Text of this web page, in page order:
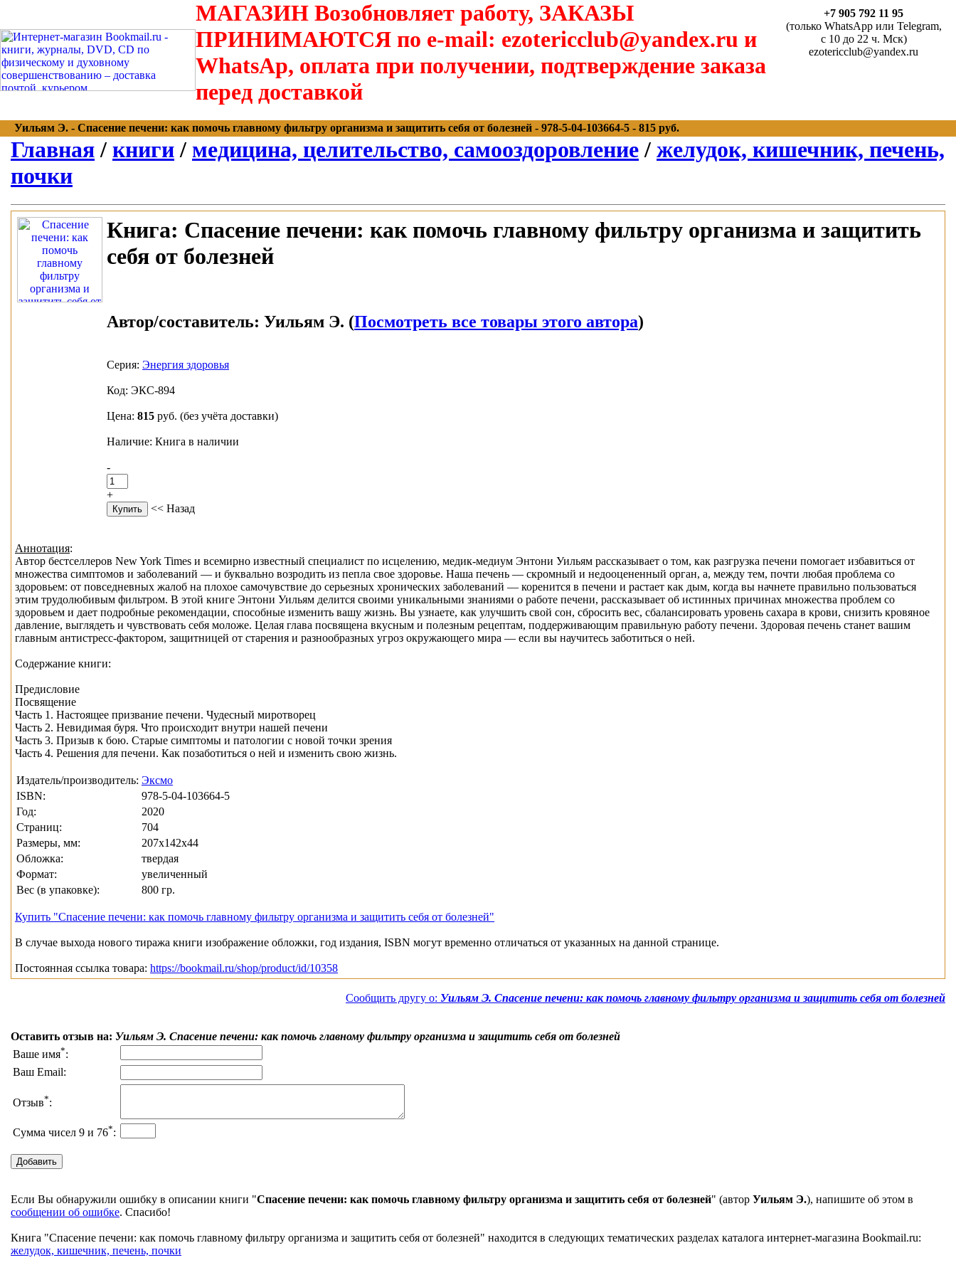
МАГАЗИН Возобновляет работу, ЗАКАЗЫ
ПРИНИМАЮТСЯ по e-mail: ezotericclub@yandex.ru и
WhatsAp, оплата при получении, подтверждение заказа
перед доставкой
+7 905 792 11 95
(только WhatsApp или Telegram,
с 10 до 22 ч. Мск)
ezotericclub@yandex.ru
Уильям Э. - Спасение печени: как помочь главному фильтру организма и защитить себя от болезней - 978-5-04-103664-5 - 815 руб.
Главная / книги / медицина, целительство, самооздоровление / желудок, кишечник, печень,
почки
Книга: Спасение печени: как помочь главному фильтру организма и защитить
себя от болезней
Автор/составитель: Уильям Э. (Посмотреть все товары этого автора)
Серия: Энергия здоровья
Код: ЭКС-894
Цена: 815 руб. (без учёта доставки)
Наличие: Книга в наличии
-
+
<< Назад
Аннотация:
Автор бестселлеров New York Times и всемирно известный специалист по исцелению, медик-медиум Энтони Уильям рассказывает о том, как разгрузка печени помогает избавиться от
множества симптомов и заболеваний — и буквально возродить из пепла свое здоровье. Наша печень — скромный и недооцененный орган, а, между тем, почти любая проблема со
здоровьем: от повседневных жалоб на плохое самочувствие до серьезных хронических заболеваний — коренится в печени и растает как дым, когда вы начнете правильно пользоваться
этим трудолюбивым фильтром. В этой книге Энтони Уильям делится своими уникальными знаниями о работе печени, рассказывает об истинных причинах множества проблем со
здоровьем и дает подробные рекомендации, способные изменить вашу жизнь. Вы узнаете, как улучшить свой сон, сбросить вес, сбалансировать уровень сахара в крови, снизить кровяное
давление, выглядеть и чувствовать себя моложе. Целая глава посвящена вкусным и полезным рецептам, поддерживающим правильную работу печени. Здоровая печень станет вашим
главным антистресс-фактором, защитницей от старения и разнообразных угроз окружающего мира — если вы научитесь заботиться о ней.
Содержание книги:
Предисловие
Посвящение
Часть 1. Настоящее призвание печени. Чудесный миротворец
Часть 2. Невидимая буря. Что происходит внутри нашей печени
Часть 3. Призыв к бою. Старые симптомы и патологии с новой точки зрения
Часть 4. Решения для печени. Как позаботиться о ней и изменить свою жизнь.
Издатель/производитель: Эксмо
ISBN:
978-5-04-103664-5
Год:
2020
Страниц:
704
Размеры, мм:
207x142x44
Обложка:
твердая
Формат:
увеличенный
Вес (в упаковке):
800 гр.
Купить "Спасение печени: как помочь главному фильтру организма и защитить себя от болезней"
В случае выхода нового тиража книги изображение обложки, год издания, ISBN могут временно отличаться от указанных на данной странице.
Постоянная ссылка товара: https://bookmail.ru/shop/product/id/10358
Сообщить другу о: Уильям Э. Спасение печени: как помочь главному фильтру организма и защитить себя от болезней
Оставить отзыв на: Уильям Э. Спасение печени: как помочь главному фильтру организма и защитить себя от болезней
Ваше имя*:
Ваш Email:
Отзыв*:
Сумма чисел 9 и 76*:
Если Вы обнаружили ошибку в описании книги "Спасение печени: как помочь главному фильтру организма и защитить себя от болезней" (автор Уильям Э.), напишите об этом в
сообщении об ошибке. Спасибо!
Книга "Спасение печени: как помочь главному фильтру организма и защитить себя от болезней" находится в следующих тематических разделах каталога интернет-магазина Bookmail.ru:
желудок, кишечник, печень, почки